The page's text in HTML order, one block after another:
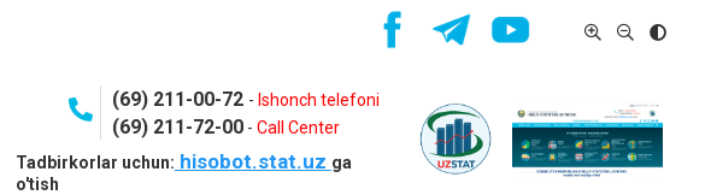
(69) 211-00-72 - Ishonch telefoni
(69) 211-72-00- Call Center
Tadbirkorlar uchun: hisobot.stat.uz ga
o'tish